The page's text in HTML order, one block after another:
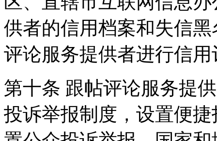
供者的信用档案和失信
评论服务提供者进行信用
第十条 跟帖评论服务提
投诉举报制度，设置便